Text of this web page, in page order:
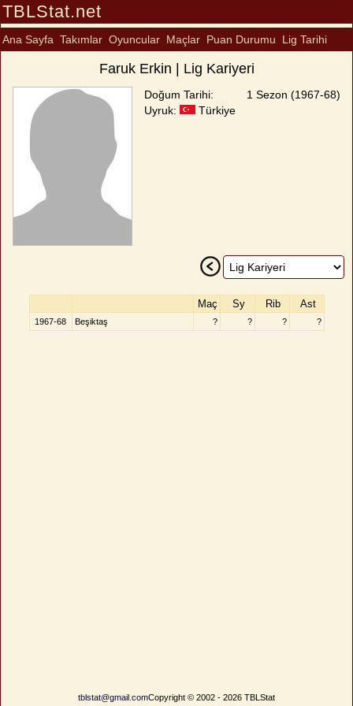
TBLStat.net
Ana Sayfa Takımlar Oyuncular Maçlar Puan Durumu Lig Tarihi
Faruk Erkin | Lig Kariyeri
Doğum Tarihi:
Uyruk:
Türkiye
1 Sezon (1967-68)
Maç Sy Rib Ast
1967-68 Beşiktaş ? ? ? ?
tblstat@gmail.comCopyright © 2002 - 2026 TBLStat